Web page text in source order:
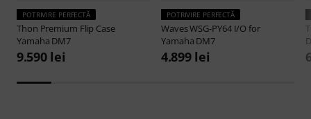
POTRIVIRE PERFECTĂ
Thon Premium Flip Case
Yamaha DM7
9.590 lei
POTRIVIRE PERFECTĂ
WavesWSG-PY64 I/O for
Yamaha DM7
4.899 lei